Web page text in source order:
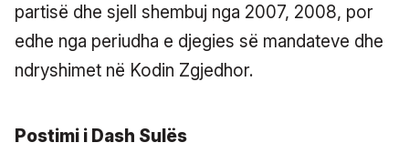
partisë dhe sjell shembuj nga 2007, 2008, por
edhe nga periudha e djegies së mandateve dhe
ndryshimet në Kodin Zgjedhor.
Postimi i Dash Sulës